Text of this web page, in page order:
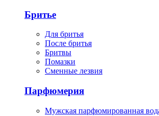
Бритье
Для бритья
После бритья
Бритвы
Помазки
Сменные лезвия
Парфюмерия
Мужская парфюмированная